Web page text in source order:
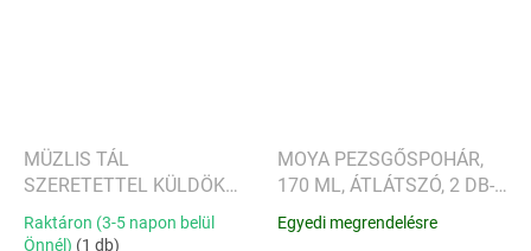
MÜZLIS TÁL
SZERETETTEL KÜLDÖK
SZERETETET 169 MM, 550
ML - VILLEROY & BOCH
Raktáron (3-5 napon belül
Önnél) (1 db)
MOYA PEZSGŐSPOHÁR,
170 ML, ÁTLÁTSZÓ, 2 DB-
OS KÉSZLET - LSA
INTERNATIONAL
Egyedi megrendelésre